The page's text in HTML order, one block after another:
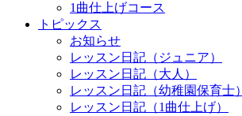
1曲仕上げコース
トピックス
お知らせ
レッスン日記（ジュニア）
レッスン日記（大人）
レッスン日記（幼稚園保育士）
レッスン日記（1曲仕上げ）